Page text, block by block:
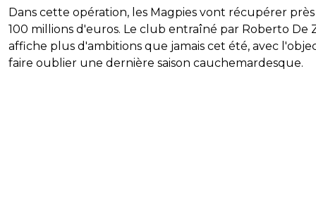
Dans cette opération, les Magpies vont récupérer
100 millions d'euros. Le club entraîné par Roberto De
affiche plus d'ambitions que jamais cet été, avec
faire oublier une dernière saison cauchemardesque.